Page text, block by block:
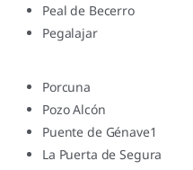
Peal de Becerro
Pegalajar
Porcuna
Pozo Alcón
Puente de Génave1
La Puerta de Segura